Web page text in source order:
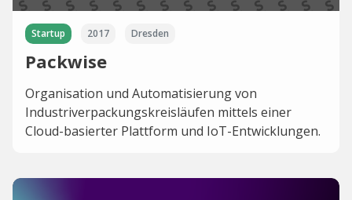
Startup 2017 Dresden
Packwise
Organisation und Automatisierung von
Industriverpackungskreisläufen mittels einer
Cloud-basierter Plattform und IoT-Entwicklungen.